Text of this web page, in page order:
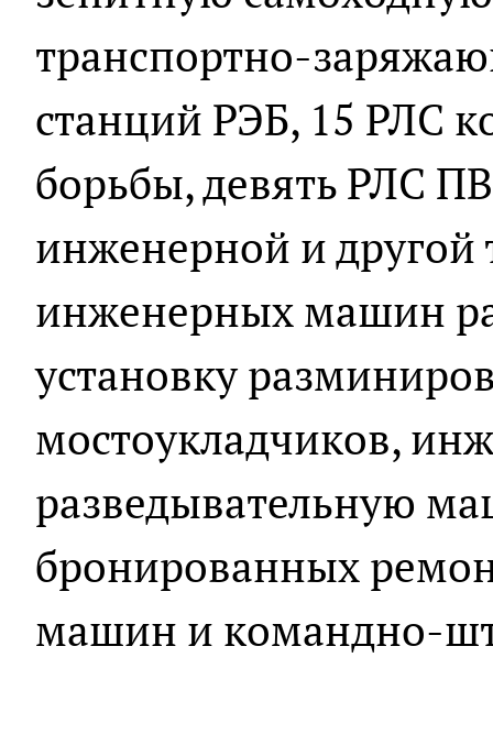
транспортно-
станций РЭБ, 15 РЛС
борьбы, девять РЛС
инженерной и другой
инженерных машин
установку
мостоукладчиков,
разведывательную
бронированных
машин и командно-